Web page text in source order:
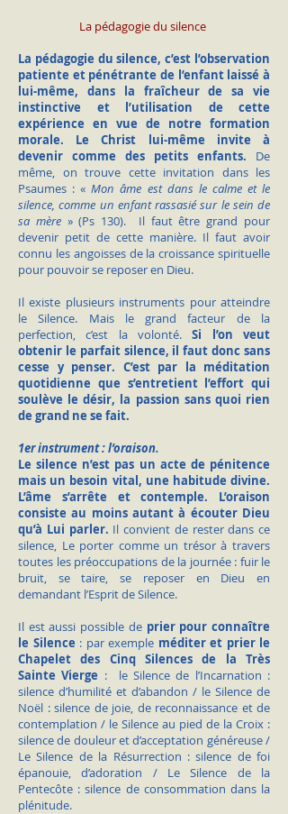
La pédagogie du silence
La pédagogie du silence, c’est l’observation
patiente et pénétrante de l’enfant laissé à
lui-même, dans la fraîcheur de sa vie
instinctive et l’utilisation de cette
expérience en vue de notre formation
morale. Le Christ lui-même invite à
devenir comme des petits enfants. De
même, on trouve cette invitation dans les
Psaumes : «Mon âme est dans le calme et le
silence, comme un enfant rassasié sur le sein de
sa mère» (Ps 130). Il faut être grand pour
devenir petit de cette manière. Il faut avoir
connu les angoisses de la croissance spirituelle
pour pouvoir se reposer en Dieu.
Il existe plusieurs instruments pour atteindre
le Silence. Mais le grand facteur de la
perfection, c’est la volonté.Si l’on veut
obtenir le parfait silence, il faut donc sans
cesse y penser. C’est par la méditation
quotidienne que s’entretient l’effort qui
soulève le désir, la passion sans quoi rien
de grand ne se fait.
1er instrument : l’oraison.
Le silence n’est pas un acte de pénitence
mais un besoin vital, une habitude divine.
L’âme s’arrête et contemple. L’oraison
consiste au moins autant à écouter Dieu
qu’à Lui parler. Il convient de rester dans ce
silence, Le porter comme un trésor à travers
toutes les préoccupations de la journée : fuir le
bruit, se taire, se reposer en Dieu en
demandant l’Esprit de Silence.
Il est aussi possible de prier pour connaître
le Silence : par exemple méditer et prier le
Chapelet des Cinq Silences de la Très
Sainte Vierge : le Silence de l’Incarnation :
silence d’humilité et d’abandon / le Silence de
Noël : silence de joie, de reconnaissance et de
contemplation / le Silence au pied de la Croix :
silence de douleur et d’acceptation généreuse /
Le Silence de la Résurrection : silence de foi
épanouie, d’adoration / Le Silence de la
Pentecôte : silence de consommation dans la
plénitude.